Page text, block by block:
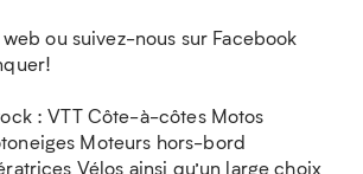
ou suivez-nous sur Facebook
: VTT Côte-à-côtes Motos
Moteurs hors-bord
Vélos ainsi qu’un large choix